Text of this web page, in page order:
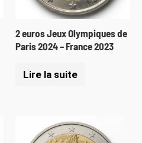
2 euros Jeux Olympiques de
Paris 2024 – France 2023
Lire la suite